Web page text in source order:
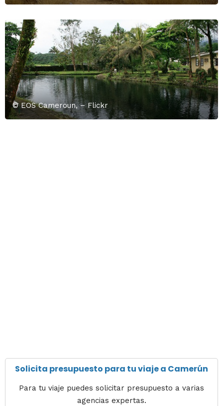
© EOS Cameroun, – Flickr
Solicita presupuesto para tu viaje a Camerún
Para tu viaje puedes solicitar presupuesto a varias
agencias expertas.